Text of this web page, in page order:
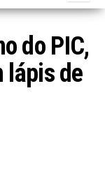
do PIC,
lápis de